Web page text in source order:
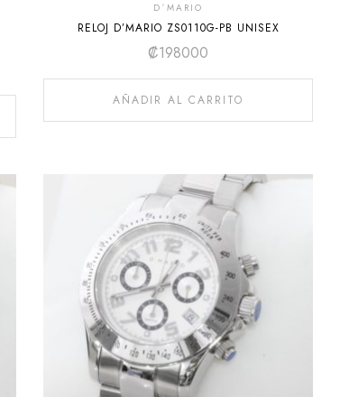
D´MARIO
RELOJ D’MARIO ZS0110G-PB UNISEX
₡198000
AÑADIR AL CARRITO